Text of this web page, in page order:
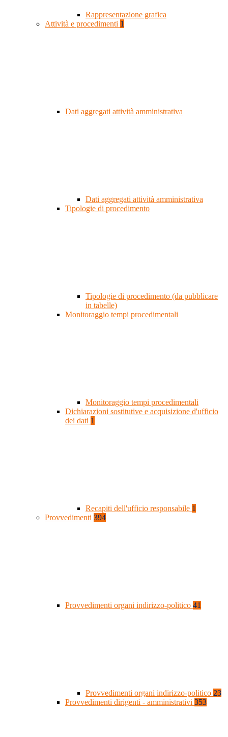
Rappresentazione grafica
Attività e procedimenti 1
Dati aggregati attività amministrativa
Dati aggregati attività amministrativa
Tipologie di procedimento
Tipologie di procedimento (da pubblicare
in tabelle)
Monitoraggio tempi procedimentali
Monitoraggio tempi procedimentali
Dichiarazioni sostitutive e acquisizione d'ufficio
dei dati 1
Recapiti dell'ufficio responsabile 1
Provvedimenti 394
Provvedimenti organi indirizzo-politico 41
Provvedimenti organi indirizzo-politico 23
Provvedimenti dirigenti - amministrativi 353